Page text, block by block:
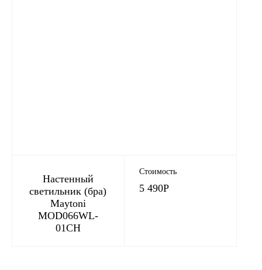
Настенный
светильник (бра)
Maytoni
MOD066WL-
01CH
Стоимость
5 490Р